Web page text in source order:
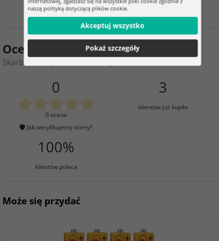
Ocena produktu
Skarbonka sejf – elektroniczny na PIN
0
0 ocena
Jak weryfikujemy oceny?
3
klientów już kupiło
100%
klientów poleca
Może się przydać
naszą polityką dotyczącą plików cookie.
Akceptuj wszystko
Pokaż szczegóły